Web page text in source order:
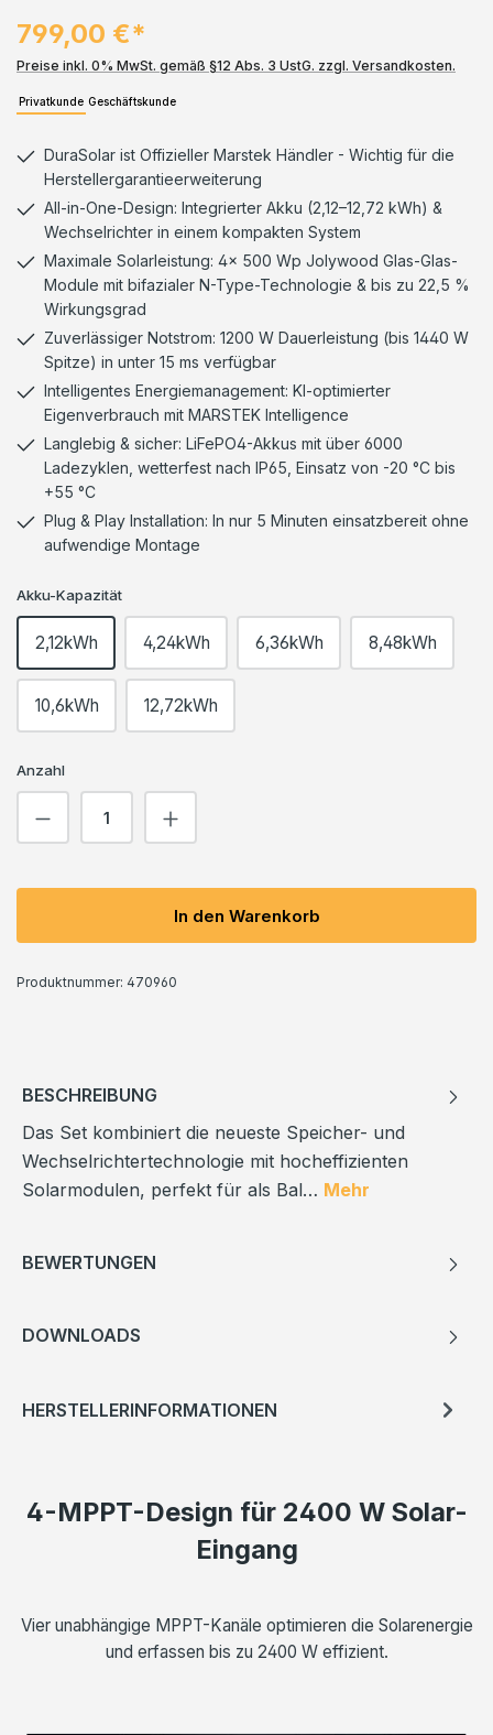
799,00 €*
Preise inkl. 0% MwSt. gemäß §12 Abs. 3 UstG. zzgl. Versandkosten.
Privatkunde Geschäftskunde
DuraSolar ist Offizieller Marstek Händler - Wichtig für die
Herstellergarantieerweiterung
All-in-One-Design: Integrierter Akku (2,12–12,72 kWh) &
Wechselrichter in einem kompakten System
Maximale Solarleistung: 4× 500 Wp Jolywood Glas-Glas-
Module mit bifazialer N-Type-Technologie & bis zu 22,5 %
Wirkungsgrad
Zuverlässiger Notstrom: 1200 W Dauerleistung (bis 1440 W
Spitze) in unter 15 ms verfügbar
Intelligentes Energiemanagement: KI-optimierter
Eigenverbrauch mit MARSTEK Intelligence
Langlebig & sicher: LiFePO4-Akkus mit über 6000
Ladezyklen, wetterfest nach IP65, Einsatz von -20 °C bis
+55 °C
Plug & Play Installation: In nur 5 Minuten einsatzbereit ohne
aufwendige Montage
Akku-Kapazität
2,12kWh 4,24kWh 6,36kWh 8,48kWh
10,6kWh 12,72kWh
Anzahl
Produkt Anzahl: Gib den gewünschten
In den Warenkorb
Produktnummer: 470960
BESCHREIBUNG
Das Set kombiniert die neueste Speicher- und
Wechselrichtertechnologie mit hocheffizienten
Solarmodulen, perfekt für als Bal… Mehr
BEWERTUNGEN
DOWNLOADS
HERSTELLERINFORMATIONEN
4-MPPT-Design für 2400 W Solar-
Eingang
Vier unabhängige MPPT-Kanäle optimieren die Solarenergie
und erfassen bis zu 2400 W effizient.